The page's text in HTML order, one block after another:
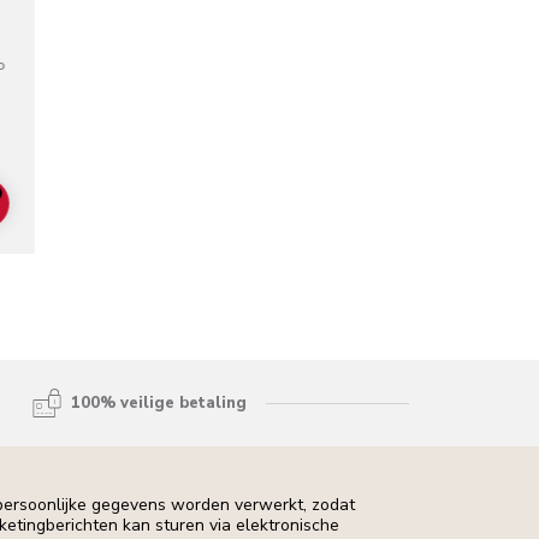
TO CART
100% veilige betaling
gegevens worden verwerkt, zodat
kan sturen via elektronische